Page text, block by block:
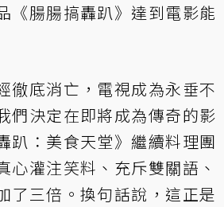
《腸腸搞轟趴》達到電影能
徹底消亡，電視成為永垂不
們決定在即將成為傳奇的影
趴：美食天堂》繼續料理團
心灌注笑料、充斥雙關語、
了三倍。換句話說，這正是